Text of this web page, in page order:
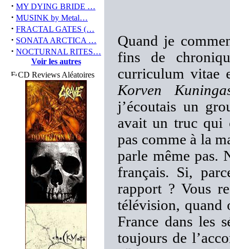
· MY DYING BRIDE …
· MUSINK by Metal…
· FRACTAL GATES (…
· SONATA ARCTICA …
· NOCTURNAL RITES…
Voir les autres
CD Reviews Aléatoires
Quand je
fins de
curriculum vitae
Korven
j’écoutais un
avait un truc qui
pas comme à la
parle même pas.
français. Si,
rapport ? Vous
télévision, quand
France dans les
toujours de